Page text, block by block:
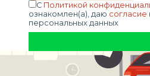
С Политикой
ознакомлен(а), даю согласие
персональных данных